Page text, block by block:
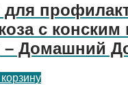
с конским
– Домашний